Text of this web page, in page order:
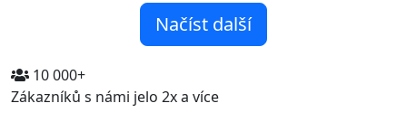
Načíst další
10 000+
Zákazníků s námi jelo 2x a více